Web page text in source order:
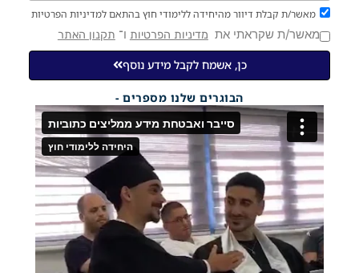
מאשר/ת קבלת דיוור מהיחידה ללימודי חוץ בהתאם למדיניות הפרטיות
מאשר/ת שקראתי את מדיניות הפרטיות ו־ תקנון האתר
כן, אשמח לקבל מידע נוסף
הבוגרים שלנו מספרים -